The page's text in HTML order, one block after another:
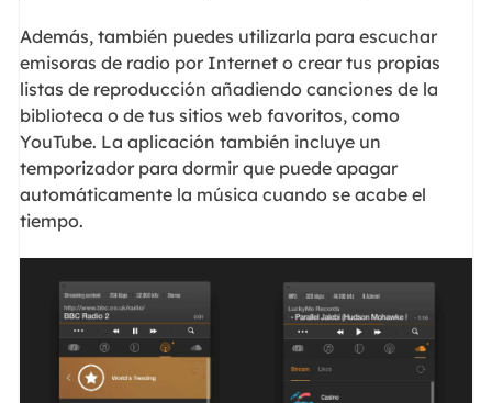
Además, también puedes utilizarla para escuchar
emisoras de radio por Internet o crear tus propias
listas de reproducción añadiendo canciones de la
biblioteca o de tus sitios web favoritos, como
YouTube. La aplicación también incluye un
temporizador para dormir que puede apagar
automáticamente la música cuando se acabe el
tiempo.